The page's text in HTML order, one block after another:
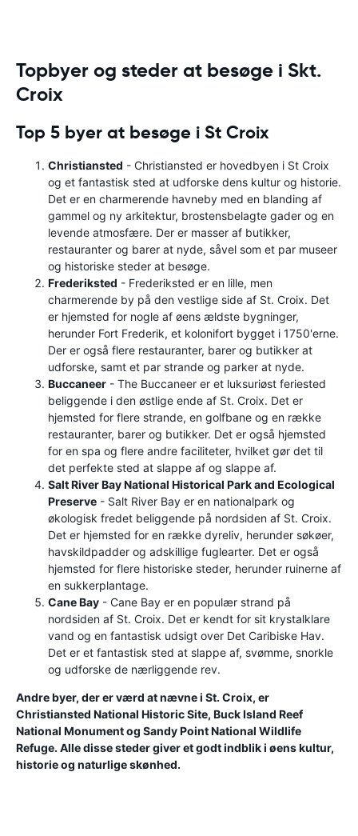
Topbyer og steder at besøge i Skt.
Croix
Top 5 byer at besøge i St Croix
Christiansted - Christiansted er hovedbyen i St Croix
og et fantastisk sted at udforske dens kultur og historie.
Det er en charmerende havneby med en blanding af
gammel og ny arkitektur, brostensbelagte gader og en
levende atmosfære. Der er masser af butikker,
restauranter og barer at nyde, såvel som et par museer
og historiske steder at besøge.
Frederiksted - Frederiksted er en lille, men
charmerende by på den vestlige side af St. Croix. Det
er hjemsted for nogle af øens ældste bygninger,
herunder Fort Frederik, et kolonifort bygget i 1750'erne.
Der er også flere restauranter, barer og butikker at
udforske, samt et par strande og parker at nyde.
Buccaneer - The Buccaneer er et luksuriøst feriested
beliggende i den østlige ende af St. Croix. Det er
hjemsted for flere strande, en golfbane og en række
restauranter, barer og butikker. Det er også hjemsted
for en spa og flere andre faciliteter, hvilket gør det til
det perfekte sted at slappe af og slappe af.
Salt River Bay National Historical Park and Ecological
Preserve - Salt River Bay er en nationalpark og
økologisk fredet beliggende på nordsiden af ​​St. Croix.
Det er hjemsted for en række dyreliv, herunder søkøer,
havskildpadder og adskillige fuglearter. Det er også
hjemsted for flere historiske steder, herunder ruinerne af
en sukkerplantage.
Cane Bay - Cane Bay er en populær strand på
nordsiden af ​​St. Croix. Det er kendt for sit krystalklare
vand og en fantastisk udsigt over Det Caribiske Hav.
Det er et fantastisk sted at slappe af, svømme, snorkle
og udforske de nærliggende rev.
Andre byer, der er værd at nævne i St. Croix, er
Christiansted National Historic Site, Buck Island Reef
National Monument og Sandy Point National Wildlife
Refuge. Alle disse steder giver et godt indblik i øens kultur,
historie og naturlige skønhed.